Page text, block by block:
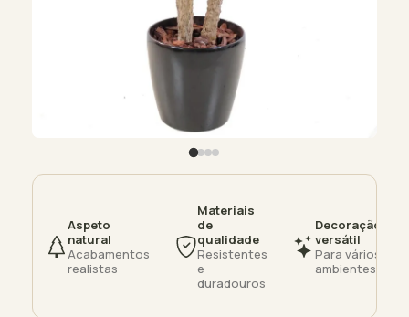
Aspeto
natural
Acabamentos
realistas
Materiais
de
qualidade
Resistentes
e
duradouros
Decoração
versátil
Para vários
ambientes